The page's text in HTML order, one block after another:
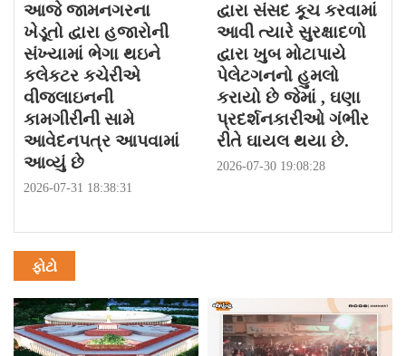
આજે જામનગરના
ખેડૂતો દ્વારા હજારોની
સંખ્યામાં ભેગા થઇને
કલેકટર કચેરીએ
વીજલાઇનની
કામગીરીની સામે
આવેદનપત્ર આપવામાં
આવ્યું છે
2026-07-31 18:38:31
દ્વારા સંસદ કૂચ કરવામાં
આવી ત્યારે સુરક્ષાદળો
દ્વારા ખુબ મોટાપાયે
પેલેટગનનો હુમલો
કરાયો છે જેમાં , ઘણા
પ્રદર્શનકારીઓ ગંભીર
રીતે ઘાયલ થયા છે.
2026-07-30 19:08:28
ફોટો